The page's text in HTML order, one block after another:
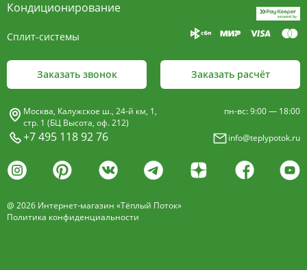
Кондиционирование
Сплит-системы
Заказать звонок Заказать расчёт
Москва, Калужское ш., 24-й км, 1,
стр. 1 (БЦ Высота, оф. 212)
+7 495 118 92 76
пн-вс: 9:00 — 18:00
info@teplypotok.ru
@ 2026 Интернет-магазин «Тёплый Поток»
Политика конфиденциальности